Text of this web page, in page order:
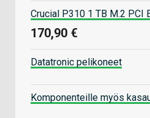
Crucial P310 1 TB M.2 PCI
170,90 €
Datatronic pelikoneet
Komponenteille myös